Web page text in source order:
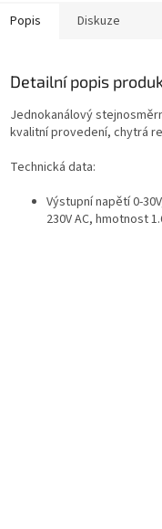
Popis Diskuze
Detailní popis
Jednokanálový
kvalitní provedení, chytrá
Technická data:
Výstupní napětí 0-
230V AC, hmotnost